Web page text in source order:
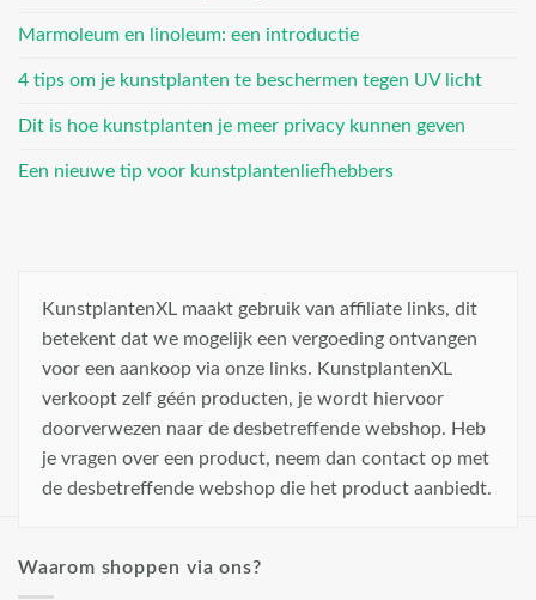
Marmoleum en linoleum: een introductie
4 tips om je kunstplanten te beschermen tegen UV licht
Dit is hoe kunstplanten je meer privacy kunnen geven
Een nieuwe tip voor kunstplantenliefhebbers
KunstplantenXL maakt gebruik van affiliate links, dit
betekent dat we mogelijk een vergoeding ontvangen
voor een aankoop via onze links. KunstplantenXL
verkoopt zelf géén producten, je wordt hiervoor
doorverwezen naar de desbetreffende webshop. Heb
je vragen over een product, neem dan contact op met
de desbetreffende webshop die het product aanbiedt.
Waarom shoppen via ons?